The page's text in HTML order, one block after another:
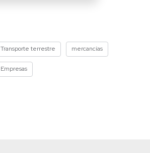
Transporte terrestre mercancías
Empresas